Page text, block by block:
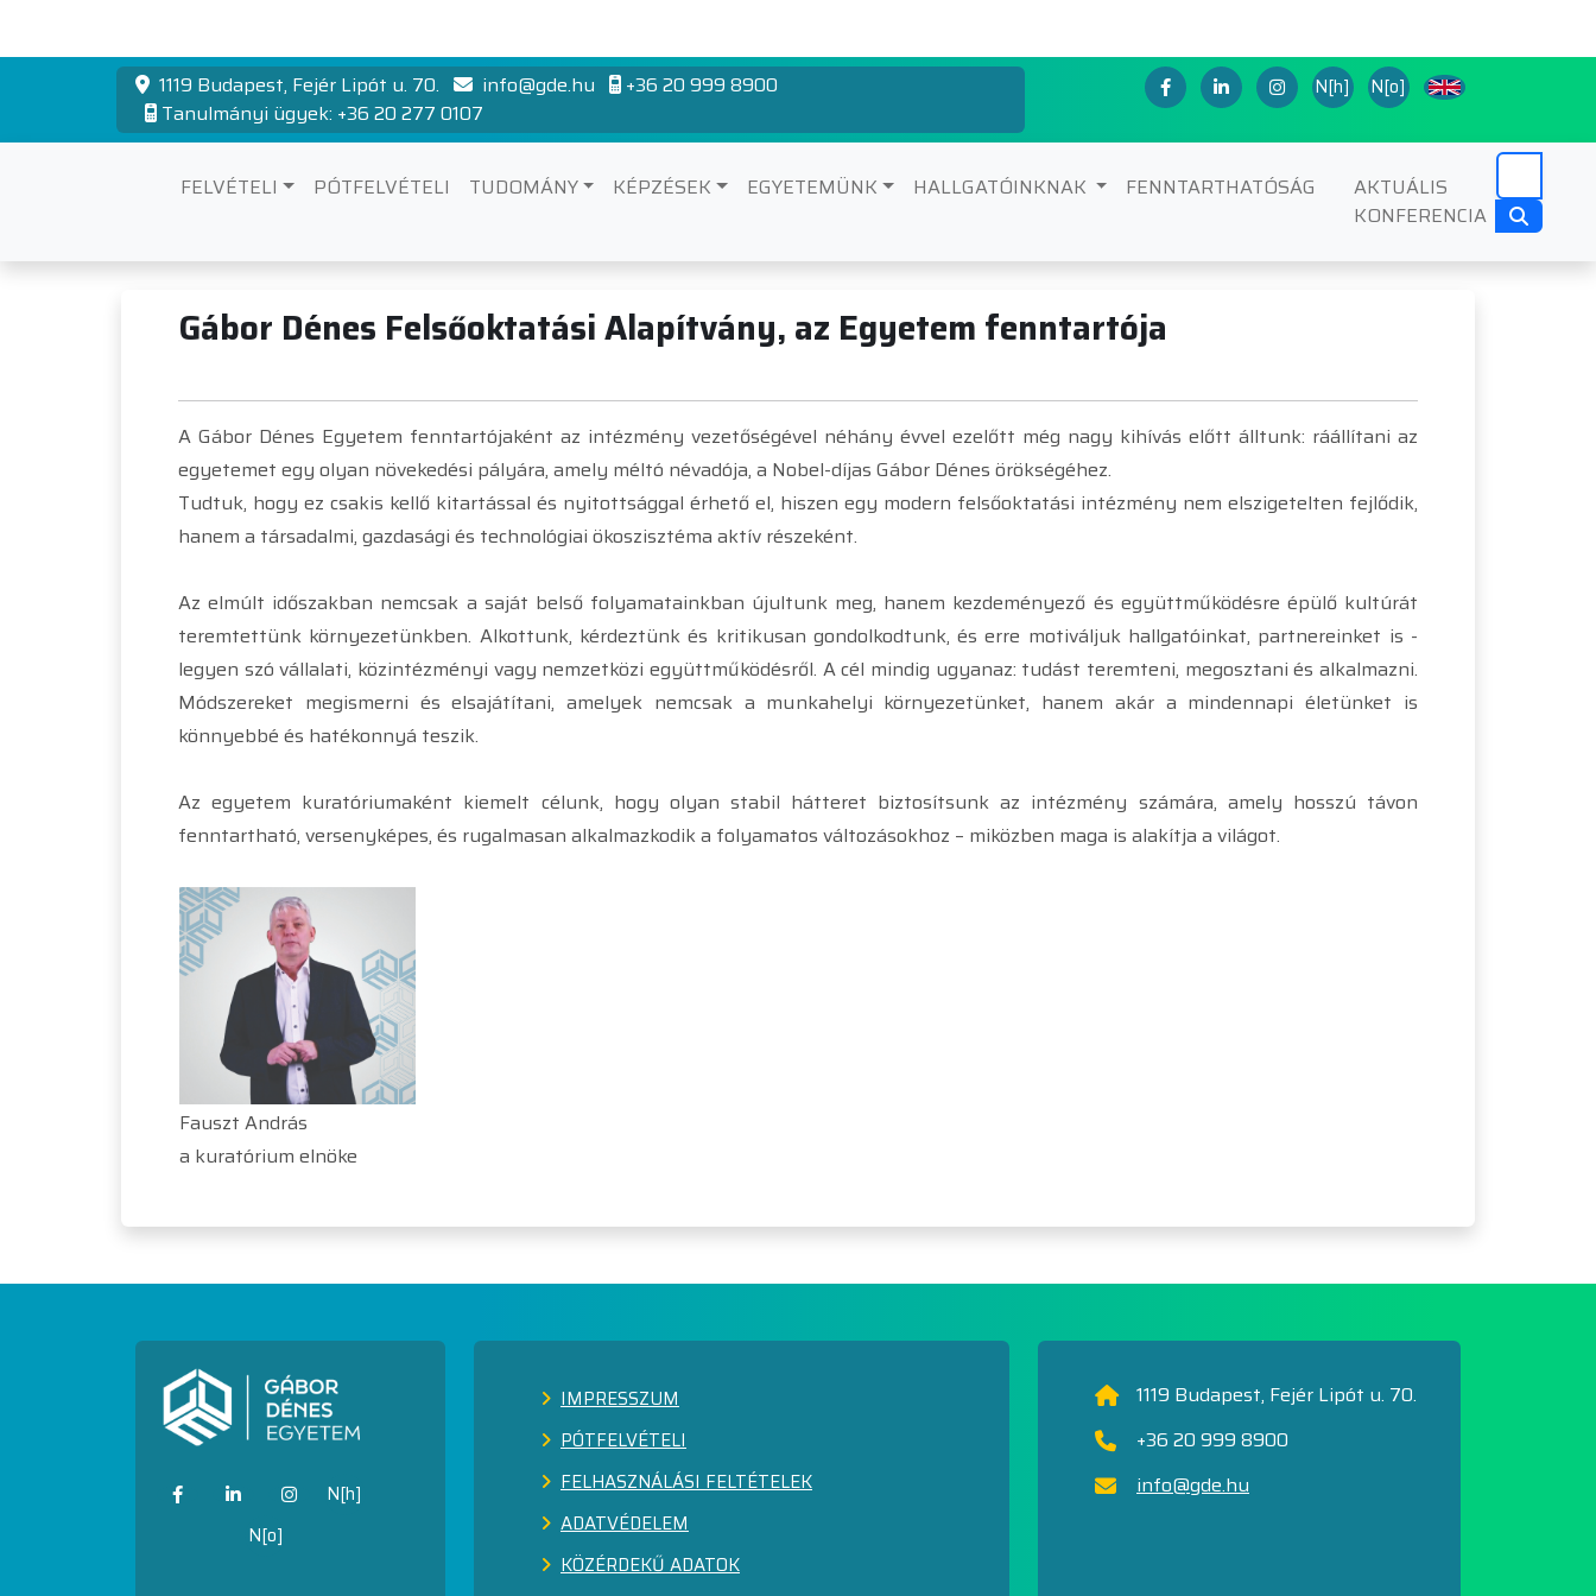
1119 Budapest, Fejér Lipót u. 70. info@gde.hu
+36 20 999 8900
Tanulmányi ügyek: +36 20 277 0107
N[h] N[o]
FELVÉTELI PÓTFELVÉTELI TUDOMÁNY KÉPZÉSEK EGYETEMÜNK HALLGATÓINKNAK FENNTARTHATÓSÁG
AKTUÁLIS
KONFERENCIA
Fenntartó
Gábor Dénes Felsőoktatási Alapítvány, az Egyetem fenntartója
A Gábor Dénes Egyetem fenntartójaként az intézmény vezetőségével néhány évvel ezelőtt még nagy kihívás előtt álltunk: ráállítani az
egyetemet egy olyan növekedési pályára, amely méltó névadója, a Nobel-díjas Gábor Dénes örökségéhez.
Tudtuk, hogy ez csakis kellő kitartással és nyitottsággal érhető el, hiszen egy modern felsőoktatási intézmény nem elszigetelten fejlődik,
hanem a társadalmi, gazdasági és technológiai ökoszisztéma aktív részeként.
Az elmúlt időszakban nemcsak a saját belső folyamatainkban újultunk meg, hanem kezdeményező és együttműködésre épülő kultúrát
teremtettünk környezetünkben. Alkottunk, kérdeztünk és kritikusan gondolkodtunk, és erre motiváljuk hallgatóinkat, partnereinket is -
legyen szó vállalati, közintézményi vagy nemzetközi együttműködésről. A cél mindig ugyanaz: tudást teremteni, megosztani és alkalmazni.
Módszereket megismerni és elsajátítani, amelyek nemcsak a munkahelyi környezetünket, hanem akár a mindennapi életünket is
könnyebbé és hatékonnyá teszik.
Az egyetem kuratóriumaként kiemelt célunk, hogy olyan stabil hátteret biztosítsunk az intézmény számára, amely hosszú távon
fenntartható, versenyképes, és rugalmasan alkalmazkodik a folyamatos változásokhoz – miközben maga is alakítja a világot.
Fauszt András
a kuratórium elnöke
N[h]
N[o]
IMPRESSZUM
PÓTFELVÉTELI
FELHASZNÁLÁSI FELTÉTELEK
ADATVÉDELEM
KÖZÉRDEKŰ ADATOK
1119 Budapest, Fejér Lipót u. 70.
+36 20 999 8900
info@gde.hu